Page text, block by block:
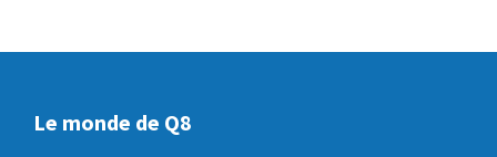
Le monde de Q8